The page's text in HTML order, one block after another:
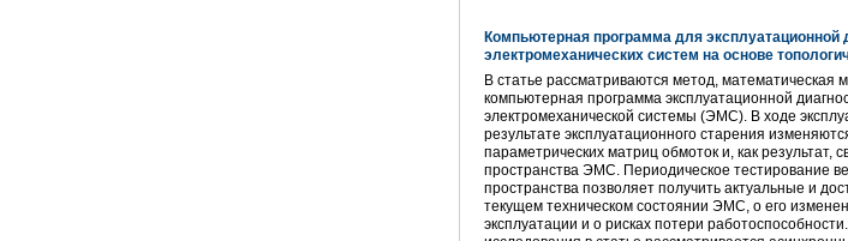
Компьютерная программа для эксплуатационной
электромеханических систем на основе
В статье рассматриваются метод, математическая
компьютерная программа эксплуатационной
электромеханической системы (ЭМС). В ходе
результате эксплуатационного старения
параметрических матриц обмоток и, как результат,
пространства ЭМС. Периодическое тестирование
пространства позволяет получить актуальные и
текущем техническом состоянии ЭМС, о его
эксплуатации и о рисках потери